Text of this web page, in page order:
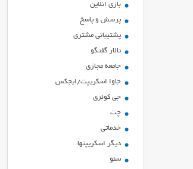
بازي انلاين
پرسش و پاسخ
پشتیبانی مشتری
تالار گفتگو
جامعه مجازی
جاوا اسکریپت/ایجکس
جی کوئری
چت
خدماتی
ديگر اسكريپتها
سئو